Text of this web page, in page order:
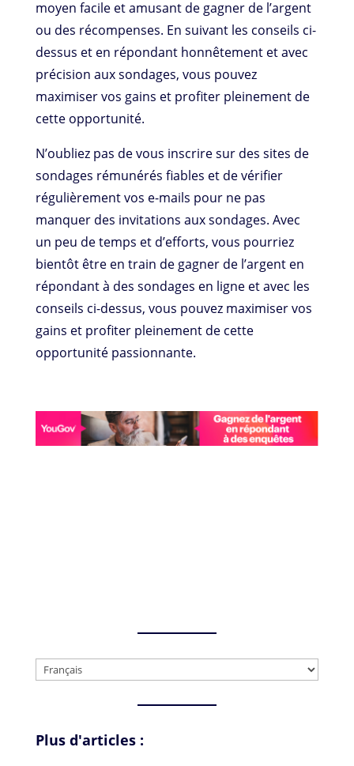
moyen facile et amusant de gagner de l’argent
ou des récompenses. En suivant les conseils ci-
dessus et en répondant honnêtement et avec
précision aux sondages, vous pouvez
maximiser vos gains et profiter pleinement de
cette opportunité.
N’oubliez pas de vous inscrire sur des sites de
sondages rémunérés fiables et de vérifier
régulièrement vos e-mails pour ne pas
manquer des invitations aux sondages. Avec
un peu de temps et d’efforts, vous pourriez
bientôt être en train de gagner de l’argent en
répondant à des sondages en ligne et avec les
conseils ci-dessus, vous pouvez maximiser vos
gains et profiter pleinement de cette
opportunité passionnante.
Choisir
Plus d'articles :